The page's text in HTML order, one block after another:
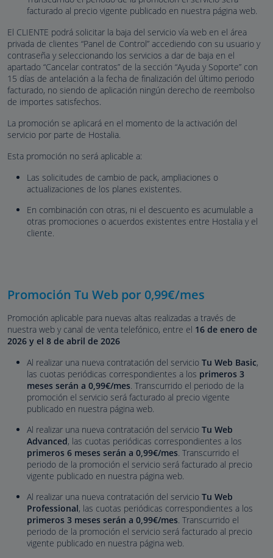
facturado al precio vigente publicado en nuestra página web.
El CLIENTE podrá solicitar la baja del servicio vía web en el área
privada de clientes “Panel de Control” accediendo con su usuario y
contraseña y seleccionando los servicios a dar de baja en el
apartado “Cancelar contratos” de la sección “Ayuda y Soporte” con
15 días de antelación a la fecha de finalización del último periodo
facturado, no siendo de aplicación ningún derecho de reembolso
de importes satisfechos.
La promoción se aplicará en el momento de la activación del
servicio por parte de Hostalia.
Esta promoción no será aplicable a:
Las solicitudes de cambio de pack, ampliaciones o
actualizaciones de los planes existentes.
En combinación con otras, ni el descuento es acumulable a
otras promociones o acuerdos existentes entre Hostalia y el
cliente.
Promoción Tu Web por 0,99€/mes
Promoción aplicable para nuevas altas realizadas a través de
nuestra web y canal de venta telefónico, entre el 16 de enero de
2026 y el 8 de abril de 2026
Al realizar una nueva contratación del servicio Tu Web Basic,
las cuotas periódicas correspondientes a los primeros 3
meses serán a 0,99€/mes. Transcurrido el periodo de la
promoción el servicio será facturado al precio vigente
publicado en nuestra página web.
Al realizar una nueva contratación del servicio Tu Web
Advanced, las cuotas periódicas correspondientes a los
primeros 6 meses serán a 0,99€/mes. Transcurrido el
periodo de la promoción el servicio será facturado al precio
vigente publicado en nuestra página web.
Al realizar una nueva contratación del servicio Tu Web
Professional, las cuotas periódicas correspondientes a los
primeros 3 meses serán a 0,99€/mes. Transcurrido el
periodo de la promoción el servicio será facturado al precio
vigente publicado en nuestra página web.